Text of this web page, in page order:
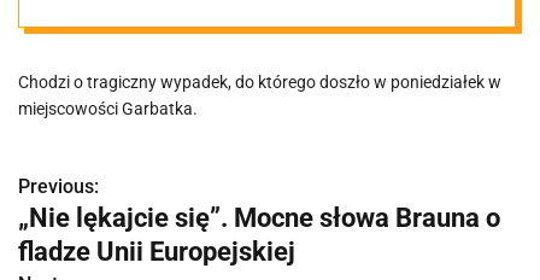
śmiertelnego
wypadku:
"Wszyscy
pracownicy
Chodzi o tragiczny wypadek, do którego doszło w poniedziałek w
miejscowości Garbatka.
N
a
Previous:
„Nie lękajcie się”. Mocne słowa Brauna o
fladze Unii Europejskiej